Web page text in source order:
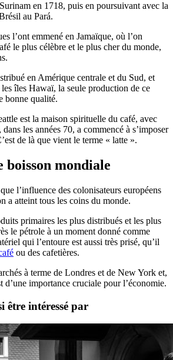
en 1718, puis en poursuivant avec la
au Pará.
l’ont emmené en Jamaïque, où l’on
le plus célèbre et le plus cher du monde,
en Amérique centrale et du Sud, et
îles Hawaï, la seule production de ce
bonne qualité.
est la maison spirituelle du café, avec
les années 70, a commencé à s’imposer
de là que vient le terme « latte ».
boisson mondiale
l’influence des colonisateurs européens
a atteint tous les coins du monde.
primaires les plus distribués et les plus
le pétrole à un moment donné comme
qui l’entoure est aussi très prisé, qu’il
ou des cafetières.
à terme de Londres et de New York et,
d’une importance cruciale pour l’économie.
être intéressé par